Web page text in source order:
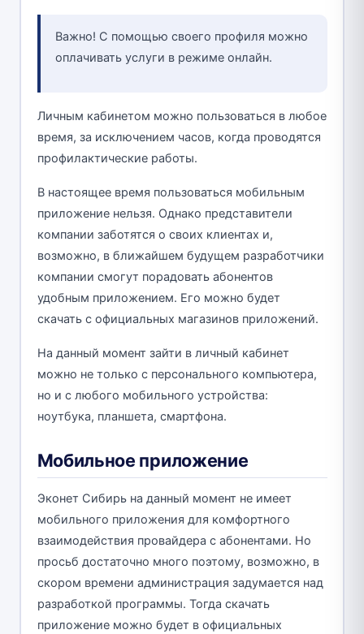
Важно! С помощью своего профиля можно
оплачивать услуги в режиме онлайн.
Личным кабинетом можно пользоваться в любое
время, за исключением часов, когда проводятся
профилактические работы.
В настоящее время пользоваться мобильным
приложение нельзя. Однако представители
компании заботятся о своих клиентах и,
возможно, в ближайшем будущем разработчики
компании смогут порадовать абонентов
удобным приложением. Его можно будет
скачать с официальных магазинов приложений.
На данный момент зайти в личный кабинет
можно не только с персонального компьютера,
но и с любого мобильного устройства:
ноутбука, планшета, смартфона.
Мобильное приложение
Эконет Сибирь на данный момент не имеет
мобильного приложения для комфортного
взаимодействия провайдера с абонентами. Но
просьб достаточно много поэтому, возможно, в
скором времени администрация задумается над
разработкой программы. Тогда скачать
приложение можно будет в официальных